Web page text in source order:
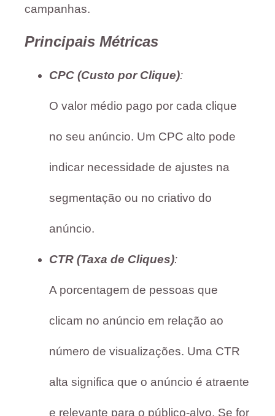
campanhas.
Principais Métricas
CPC (Custo por Clique):
O valor médio pago por cada clique
no seu anúncio. Um CPC alto pode
indicar necessidade de ajustes na
segmentação ou no criativo do
anúncio.
CTR (Taxa de Cliques):
A porcentagem de pessoas que
clicam no anúncio em relação ao
número de visualizações. Uma CTR
alta significa que o anúncio é atraente
e relevante para o público-alvo. Se for